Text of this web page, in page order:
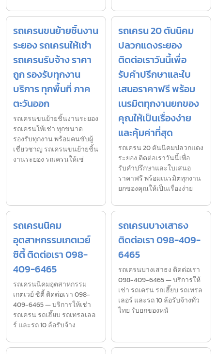
รถเครนขนย้ายชิ้นงาน
ระยอง รถเครนให้เช่า
รถเครนรับจ้าง ราคา
ถูก รองรับทุกงาน
บริการ ทุกพื้นที่ ภาค
ตะวันออก
รถเครนขนย้ายชิ้นงานระยอง
รถเครนให้เช่า ทุกขนาด
รองรับทุกงาน พร้อมคนขับผู้
เชี่ยวชาญ รถเครนขนย้ายชิ้น
งานระยอง รถเครนให้เช่
รถเครน 20 ตันนิคม
ปลวกแดงระยอง
ติดต่อเราวันนี้เพื่อ
รับคำปรึกษาและใบ
เสนอราคาฟรี พร้อม
เนรมิตทุกงานยกของ
คุณให้เป็นเรื่องง่าย
และคุ้มค่าที่สุด
รถเครน 20 ตันนิคมปลวกแดง
ระยอง ติดต่อเราวันนี้เพื่อ
รับคำปรึกษาและใบเสนอ
ราคาฟรี พร้อมเนรมิตทุกงาน
ยกของคุณให้เป็นเรื่องง่าย
รถเครนนิคม
อุตสาหกรรมเกตเวย์
ซิตี้ ติดต่อเรา 098-
409-6465
รถเครนนิคมอุตสาหกรรม
เกตเวย์ ซิตี้ ติดต่อเรา 098-
409-6465 — บริการให้เช่า
รถเครน รถเฮี๊ยบ รถเทรลเลอ
ร์ และรถ 10 ล้อรับจ้าง
รถเครนบางเสาธง
ติดต่อเรา 098-409-
6465
รถเครนบางเสาธง ติดต่อเรา
098-409-6465 — บริการให้
เช่า รถเครน รถเฮี๊ยบ รถเทรล
เลอร์ และรถ 10 ล้อรับจ้างทั่ว
ไทย รับยกของหนั